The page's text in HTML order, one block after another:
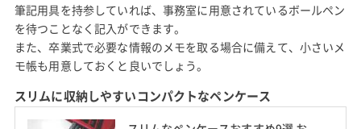
筆記用具を持参していれば、事務室に用意されているボールペン
を待つことなく記入ができます。
また、卒業式で必要な情報のメモを取る場合に備えて、小さいメ
モ帳も用意しておくと良いでしょう。
スリムに収納しやすいコンパクトなペンケース